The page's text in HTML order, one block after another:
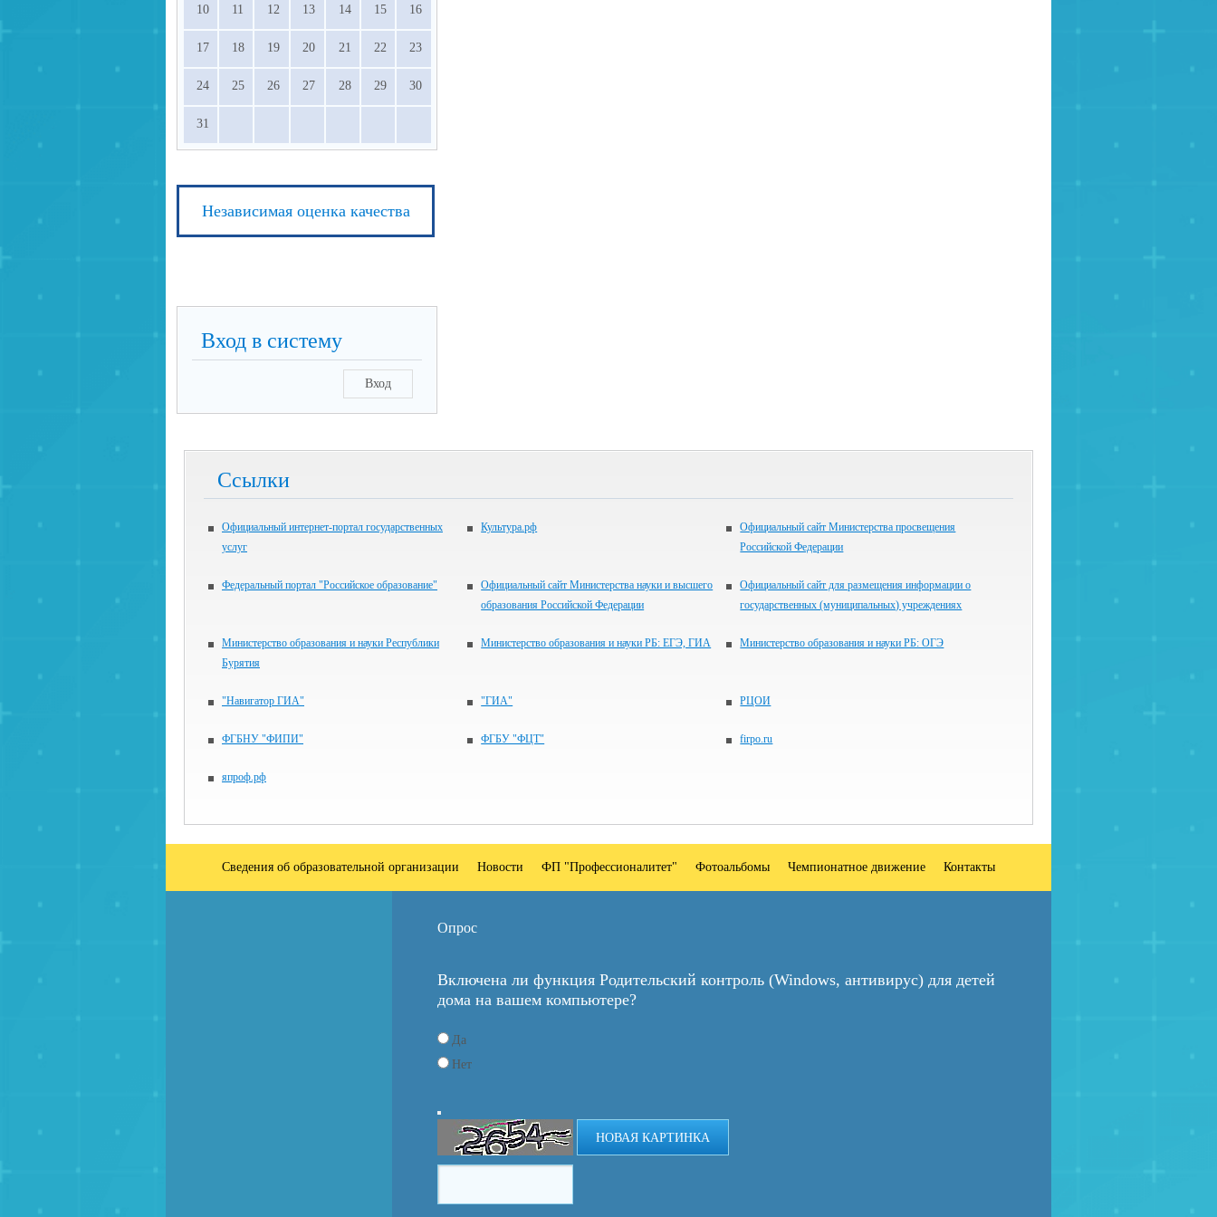
10 11 12 13 14 15 16
17 18 19 20 21 22 23
24 25 26 27 28 29 30
31
Независимая оценка качества
Вход в систему
Вход
Ссылки
Официальный интернет-портал государственных
услуг
Культура.рф
Официальный сайт Министерства просвещения
Российской Федерации
Федеральный портал "Российское образование"
Официальный сайт Министерства науки и высшего
образования Российской Федерации
Официальный сайт для размещения информации о
государственных (муниципальных) учреждениях
Министерство образования и науки Республики
Бурятия
Министерство образования и науки РБ: ЕГЭ, ГИА Министерство образования и науки РБ: ОГЭ
"Навигатор ГИА" "ГИА" РЦОИ
ФГБНУ "ФИПИ" ФГБУ "ФЦТ" firpo.ru
япроф.рф
Сведения об образовательной организации Новости ФП "Профессионалитет" Фотоальбомы Чемпионатное движение Контакты
Опрос
Включена ли функция Родительский контроль (Windows, антивирус) для детей
дома на вашем компьютере?
Да
Нет
НОВАЯ КАРТИНКА